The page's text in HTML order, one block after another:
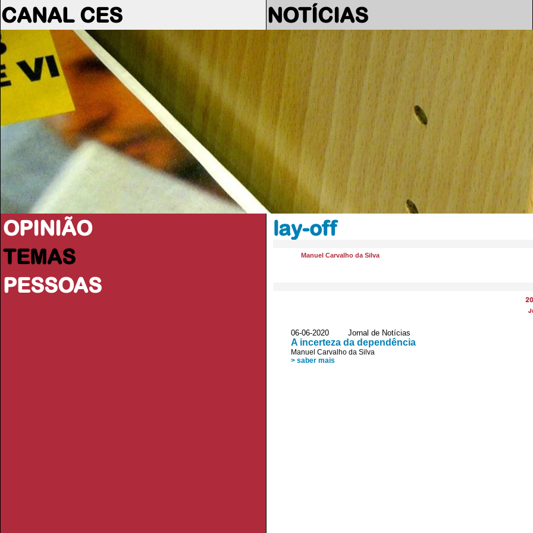
CANAL CES NOTÍCIAS
OPINIÃO
TEMAS
PESSOAS
lay-off
Manuel Carvalho da Silva
06-06-2020 Jornal de Notícias
A incerteza da dependência
Manuel Carvalho da Silva
> saber mais